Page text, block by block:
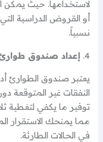
لاستخدامها. حيث
أو القروض الدراسية
نسبياً.
4. إعداد صندوق
يعتبر صندوق الطوارئ
النفقات غير المتوقعة
توفير ما يكفي لتغطية
مما يمنحك الاستقرار
في الحالات الطارئة.